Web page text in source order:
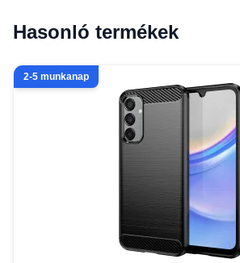
Hasonló termékek
2-5 munkanap